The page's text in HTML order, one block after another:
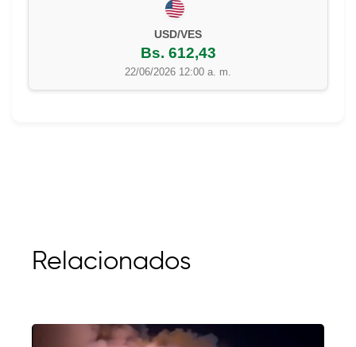
22/06/2026 12:00 a. m.
Relacionados